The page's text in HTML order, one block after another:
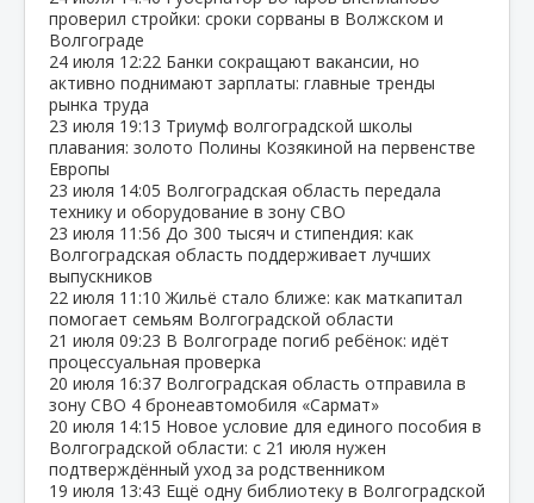
проверил стройки: сроки сорваны в Волжском и
Волгограде
24 июля 12:22 Банки сокращают вакансии, но
активно поднимают зарплаты: главные тренды
рынка труда
23 июля 19:13 Триумф волгоградской школы
плавания: золото Полины Козякиной на первенстве
Европы
23 июля 14:05 Волгоградская область передала
технику и оборудование в зону СВО
23 июля 11:56 До 300 тысяч и стипендия: как
Волгоградская область поддерживает лучших
выпускников
22 июля 11:10 Жильё стало ближе: как маткапитал
помогает семьям Волгоградской области
21 июля 09:23 В Волгограде погиб ребёнок: идёт
процессуальная проверка
20 июля 16:37 Волгоградская область отправила в
зону СВО 4 бронеавтомобиля «Сармат»
20 июля 14:15 Новое условие для единого пособия в
Волгоградской области: с 21 июля нужен
подтверждённый уход за родственником
19 июля 13:43 Ещё одну библиотеку в Волгоградской